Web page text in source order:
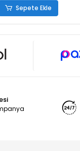
Sepete Ekle